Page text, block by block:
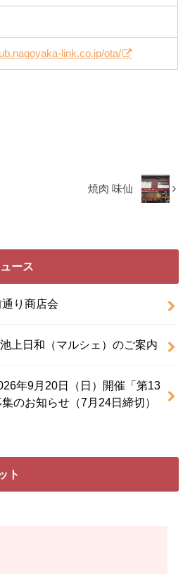
link.co.jp/ota/
焼肉 味仙
ース
り商店会
上日和（マルシェ）のご案内
年9月20日（日）開催「第13
のお知らせ（7月24日締切）
ト